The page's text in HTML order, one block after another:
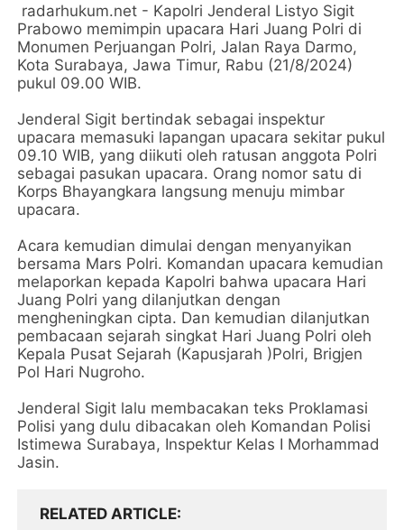
radarhukum.net - Kapolri Jenderal Listyo Sigit
Prabowo memimpin upacara Hari Juang Polri di
Monumen Perjuangan Polri, Jalan Raya Darmo,
Kota Surabaya, Jawa Timur, Rabu (21/8/2024)
pukul 09.00 WIB.
Jenderal Sigit bertindak sebagai inspektur
upacara memasuki lapangan upacara sekitar pukul
09.10 WIB, yang diikuti oleh ratusan anggota Polri
sebagai pasukan upacara. Orang nomor satu di
Korps Bhayangkara langsung menuju mimbar
upacara.
Acara kemudian dimulai dengan menyanyikan
bersama Mars Polri. Komandan upacara kemudian
melaporkan kepada Kapolri bahwa upacara Hari
Juang Polri yang dilanjutkan dengan
mengheningkan cipta. Dan kemudian dilanjutkan
pembacaan sejarah singkat Hari Juang Polri oleh
Kepala Pusat Sejarah (Kapusjarah )Polri, Brigjen
Pol Hari Nugroho.
Jenderal Sigit lalu membacakan teks Proklamasi
Polisi yang dulu dibacakan oleh Komandan Polisi
Istimewa Surabaya, Inspektur Kelas I Morhammad
Jasin.
RELATED ARTICLE